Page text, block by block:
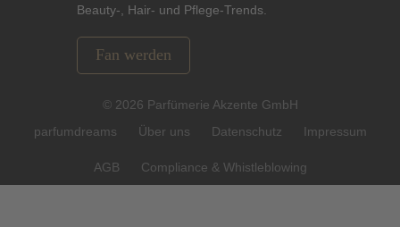
Beauty-, Hair- und Pflege-Trends.
Fan werden
© 2026 Parfümerie Akzente GmbH
parfumdreams
Über uns Datenschutz Impressum
AGB Compliance & Whistleblowing